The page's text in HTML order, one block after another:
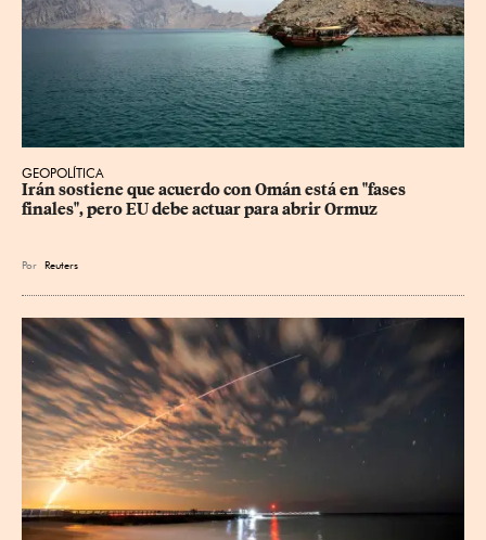
GEOPOLÍTICA
Irán sostiene que acuerdo con Omán está en "fases
finales", pero EU debe actuar para abrir Ormuz
Por Reuters